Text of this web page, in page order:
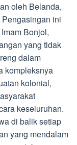
oleh Belanda,
ini
Bonjol,
yang tidak
dalam
kompleksnya
kolonial,
keseluruhan.
di balik setiap
yang mendalam